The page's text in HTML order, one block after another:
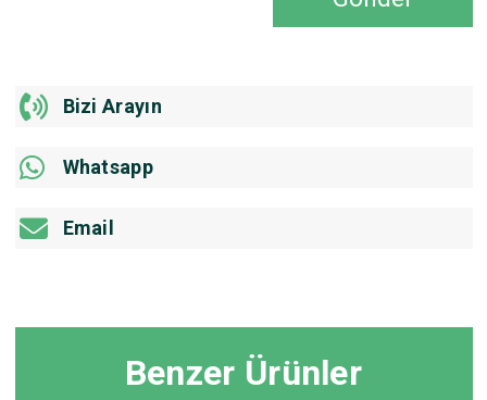
Bizi Arayın
Whatsapp
Email
Benzer Ürünler